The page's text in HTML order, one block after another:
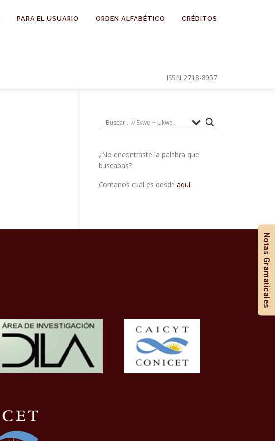
PARA EL USUARIO ORDEN ALFABÉTICO CRÉDITOS
ISSN 2718-8957
¿No encontraste la palabra que
buscabas?
Contanos cuál es desde aquí
Notas Gramaticales